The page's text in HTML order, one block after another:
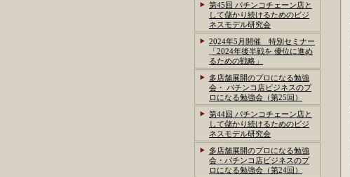
第45回 パチンコチェーン店と
して儲かり続けるためのビジ
ネスモデル研究会
2024年5月開催 特別セミナー
「2024年後半戦を 優位に進め
るための戦略」
多店舗展開のプロになる勉強
会・ パチンコ店ビジネスのプ
ロになる勉強会（第25回）
第44回 パチンコチェーン店と
して儲かり続けるためのビジ
ネスモデル研究会
多店舗展開のプロになる勉強
会・パチンコ店ビジネスのプ
ロになる勉強会（第24回）